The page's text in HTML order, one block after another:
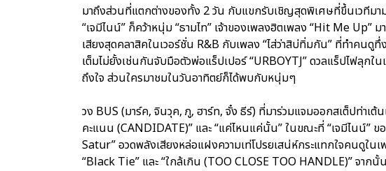
มาถึงส่วนที่แตกต่างของทั้ง 2 วัน กับแขกรับเชิญสุดพิเศษที่ขึ้นเวทีม
“เจมีไนน์” ก็คว้าหนุ่ม “ธามไท” เจ้าของเพลงฮิตเพลง “Hit Me Up”
เสียงสุดคลาสิคในเวอร์ชั่น R&B กับเพลง “ไส่ว่าสิบ่ทิ่มกัน” ที่ทำคนดู
เต็มไม่ยั้งเช่นกันจับมือตัวพ่อแร็ปเปอร์ “URBOYTJ” ดวลแร็ปไฟลุกในเ
ถึงใจ ส่วนใครมาชมในวันอาทิตย์ก็ได้พบกับหนุ่มๆ
วง BUS (มาร์ค, จินวุค, ภู, ฮาร์ท, จั๋ง ธีร์) ที่มาร่วมแจมออกสเต็ปท่าเต้
คะแนน (CANDIDATE)” และ “แค่ไหนแค่นั้น” ในขณะที่ “เจมีไนน์”
Satur” อวดพลังเสียงหล่อแฝงความเท่โปรยเสน่ห์กระแทกใจคนดูในเ
“Black Tie” และ “ใกล้เกิน (TOO CLOSE TOO HANDLE)” จาก